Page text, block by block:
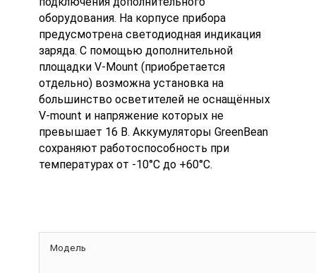
оборудования. На корпусе прибора
предусмотрена светодиодная индикация
заряда. С помощью дополнительной
площадки V-Mount (приобретается
отдельно) возможна установка на
большинство осветителей не оснащённых
V-mount и напряжение которых не
превышает 16 В. Аккумуляторы GreenBean
сохраняют работоспособность при
температурах от -10°С до +60°С.
Модель